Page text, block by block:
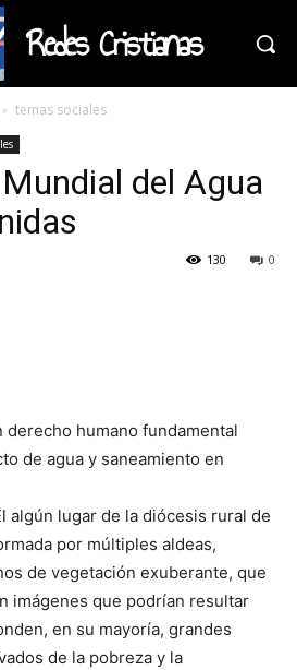
Redes Cristianas
temas sociales
del Agua
0
130
derecho humano fundamental
de agua y saneamiento en
algún lugar de la diócesis rural de
por múltiples aldeas,
de vegetación exuberante, que
imágenes que podrían resultar
en su mayoría, grandes
de la pobreza y la